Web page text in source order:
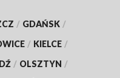
/ GDAŃSK /
/ KIELCE /
/ OLSZTYN /